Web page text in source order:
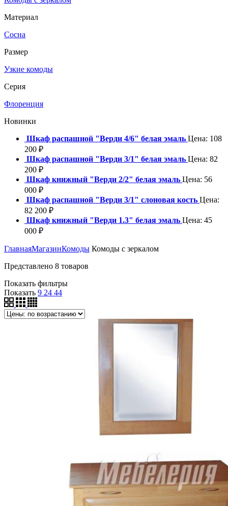
Материал
Сосна
Размер
Узкие комоды
Серия
Флоренция
Новинки
Шкаф распашной "Верди 4/6" белая эмаль Цена: 108
200 ₽
Шкаф распашной "Верди 3/1" белая эмаль Цена: 82
200 ₽
Шкаф книжный "Верди 2/2" белая эмаль Цена: 56
000 ₽
Шкаф распашной "Верди 3/1" слоновая кость Цена:
82 200 ₽
Шкаф книжный "Верди 1.3" белая эмаль Цена: 45
000 ₽
ГлавнаяМагазинКомоды Комоды с зеркалом
Представлено 8 товаров
Показать фильтры
Показать 9 24 44